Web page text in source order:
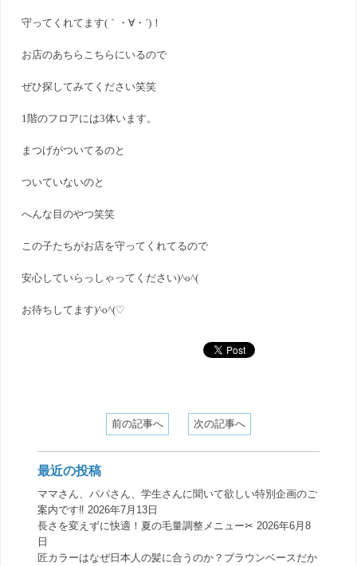
守ってくれてます(｀・∀・´)！
お店のあちらこちらにいるので
ぜひ探してみてください笑笑
1階のフロアには3体います。
まつげがついてるのと
ついていないのと
へんな目のやつ笑笑
この子たちがお店を守ってくれてるので
安心していらっしゃってください)^o^(
お待ちしてます)^o^(♡
前の記事へ 次の記事へ
最近の投稿
ママさん、パパさん、学生さんに聞いて欲しい特別企画のご
案内です‼️ 2026年7月13日
長さを変えずに快適！夏の毛量調整メニュー✂︎ 2026年6月8
日
匠カラーはなぜ日本人の髪に合うのか？ブラウンベースだか